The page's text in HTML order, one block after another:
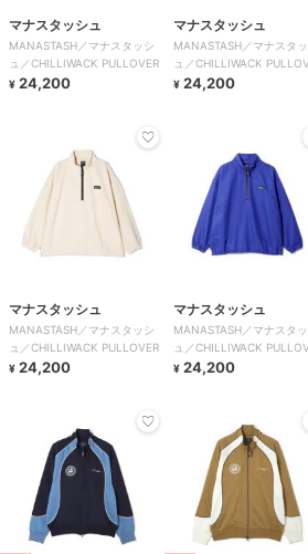
マナスタッシュ
MANASTASH／マナスタッシ
ュ／CHILLIWACK PULLOVER
¥ 24,200
マナスタッシュ
MANASTASH／マナスタ
ュ／CHILLIWACK
¥ 24,200
マナスタッシュ
MANASTASH／マナスタッシ
ュ／CHILLIWACK PULLOVER
¥ 24,200
マナスタッシュ
MANASTASH／マナスタ
ュ／CHILLIWACK
¥ 24,200